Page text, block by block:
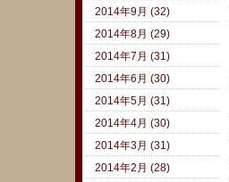
2014年9月 (32)
2014年8月 (29)
2014年7月 (31)
2014年6月 (30)
2014年5月 (31)
2014年4月 (30)
2014年3月 (31)
2014年2月 (28)